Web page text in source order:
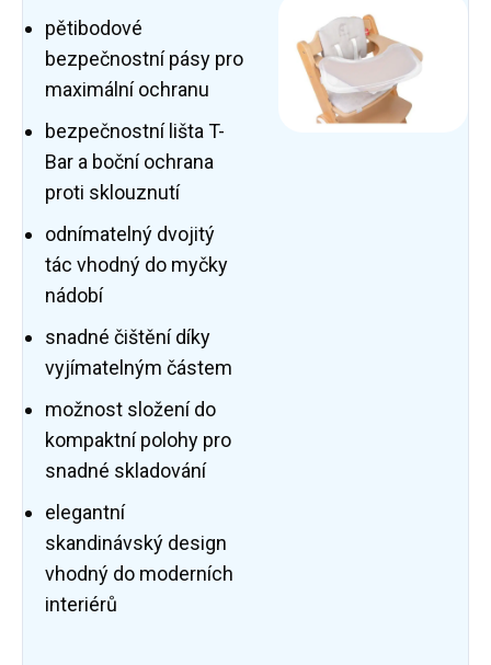
pětibodové
bezpečnostní pásy pro
maximální ochranu
bezpečnostní lišta T-
Bar a boční ochrana
proti sklouznutí
odnímatelný dvojitý
tác vhodný do myčky
nádobí
snadné čištění díky
vyjímatelným částem
možnost složení do
kompaktní polohy pro
snadné skladování
elegantní
skandinávský design
vhodný do moderních
interiérů